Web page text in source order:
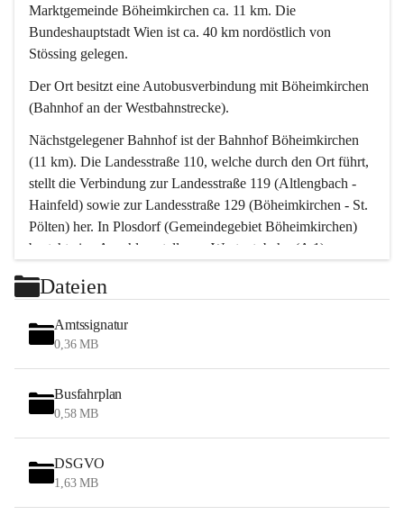
Marktgemeinde Böheimkirchen ca. 11 km. Die
Bundeshauptstadt Wien ist ca. 40 km nordöstlich von
Stössing gelegen.
Der Ort besitzt eine Autobusverbindung mit Böheimkirchen
(Bahnhof an der Westbahnstrecke).
Nächstgelegener Bahnhof ist der Bahnhof Böheimkirchen
(11 km). Die Landesstraße 110, welche durch den Ort führt,
stellt die Verbindung zur Landesstraße 119 (Altlengbach -
Hainfeld) sowie zur Landesstraße 129 (Böheimkirchen - St.
Pölten) her. In Plosdorf (Gemeindegebiet Böheimkirchen)
besteht eine Anschlussstelle zur Westautobahn (A 1).
Wien erreicht man in ca. 45 Minuten.
Stössing zählt noch zum Naherholungsraum Wien sowie
zum Naherholungsraum St. Pölten. Viele Bauernhöfe hatten
„ihre Wiener“. Seit 1960 bauten viele Wiener
Wochenendhäuser im Gemeindegebiet. Wegen des
waldreichen Jagdgebietes haben viele Jagdpächter ihre
Das Wandern ist aus touristischer Sicht die bedeutendste
Tätigkeit. Das hügelige Gebiet mit Wanderwegen durch
Wiesen, Wälder und Obstkulturen lädt dazu ein. Gefördert
Dateien
Amtssignatur
0,36 MB
Busfahrplan
0,58 MB
DSGVO
1,63 MB